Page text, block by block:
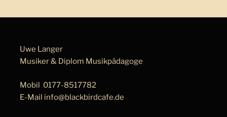
Uwe Langer
Musiker & Diplom Musik­pä­da­go­ge
Mobil 0177-8517782
E-Mail info@blackbirdcafe.de